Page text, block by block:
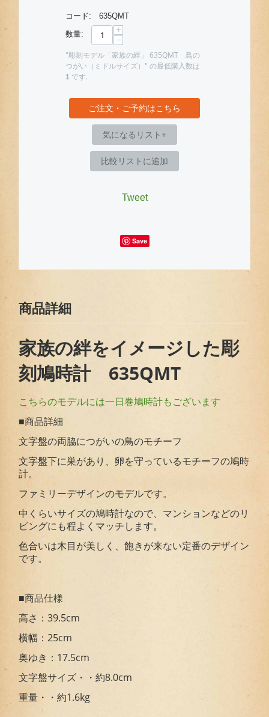
コード:
635QMT
数量:
+
−
"彫刻モデル「家族の絆」 635QMT 鳥の
つがい（ミドルサイズ）" の最低購入数は
1 です.
ご注文・ご予約はこちら
気になるリスト+
比較リストに追加
Tweet
Save
商品詳細
家族の絆をイメージした彫
刻鳩時計 635QMT
こちらのモデルには一日巻鳩時計もございます
■商品詳細
文字盤の両脇につがいの鳥のモチーフ
文字盤下に巣があり、卵を守っているモチーフの鳩時
計。
ファミリーデザインのモデルです。
中くらいサイズの鳩時計なので、マンションなどのリ
ビングにも程よくマッチします。
色合いは木目が美しく、飽きが来ない定番のデザイン
です。
■商品仕様
高さ：39.5cm
横幅：25cm
奥ゆき：17.5cm
文字盤サイズ・・約8.0cm
重量・・約1.6kg